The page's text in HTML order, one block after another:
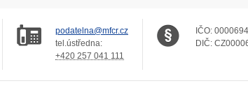
podatelna@mfcr.cz
tel.ústředna:
+420 257 041 111
IČO:
DIČ: